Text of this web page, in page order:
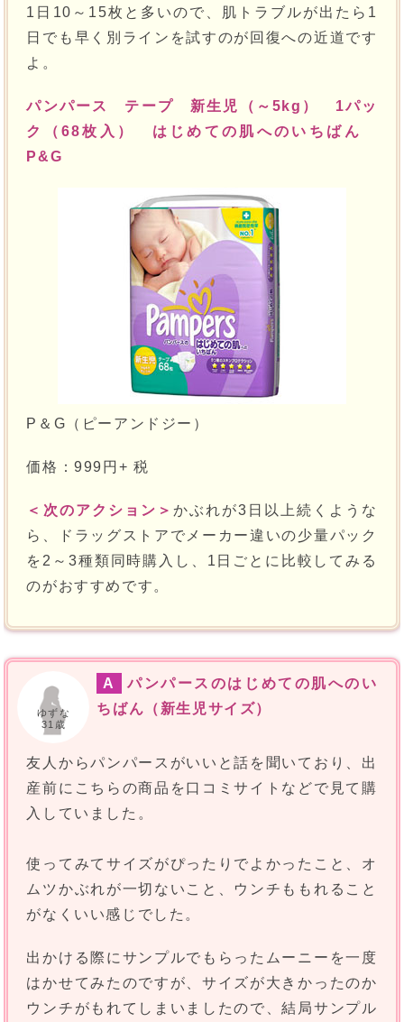
1日10～15枚と多いので、肌トラブルが出たら1
日でも早く別ラインを試すのが回復への近道です
よ。
パンパース テープ 新生児（～5kg） 1パッ
ク（68枚入） はじめての肌へのいちばん
P&G
P＆G（ピーアンドジー）
価格：999円+ 税
＜次のアクション＞ かぶれが3日以上続くような
ら、ドラッグストアでメーカー違いの少量パック
を2～3種類同時購入し、1日ごとに比較してみる
のがおすすめです。
ゆずな
31歳
A
パンパースのはじめての肌へのい
ちばん（新生児サイズ）
友人からパンパースがいいと話を聞いており、出
産前にこちらの商品を口コミサイトなどで見て購
入していました。
使ってみてサイズがぴったりでよかったこと、オ
ムツかぶれが一切ないこと、ウンチももれること
がなくいい感じでした。
出かける際にサンプルでもらったムーニーを一度
はかせてみたのですが、サイズが大きかったのか
ウンチがもれてしまいましたので、結局サンプル